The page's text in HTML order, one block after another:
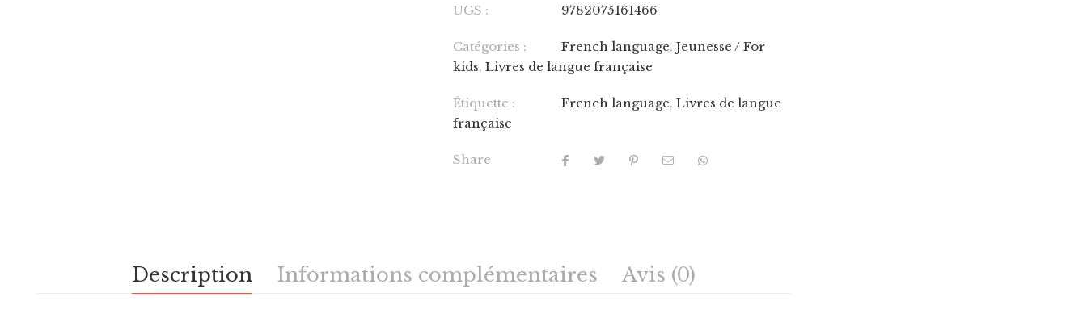
UGS : 9782075161466
Catégories : French language,Jeunesse / For
kids,Livres de langue française
Étiquette : French language,Livres de langue
française
Share
Description Informations complémentaires Avis (0)